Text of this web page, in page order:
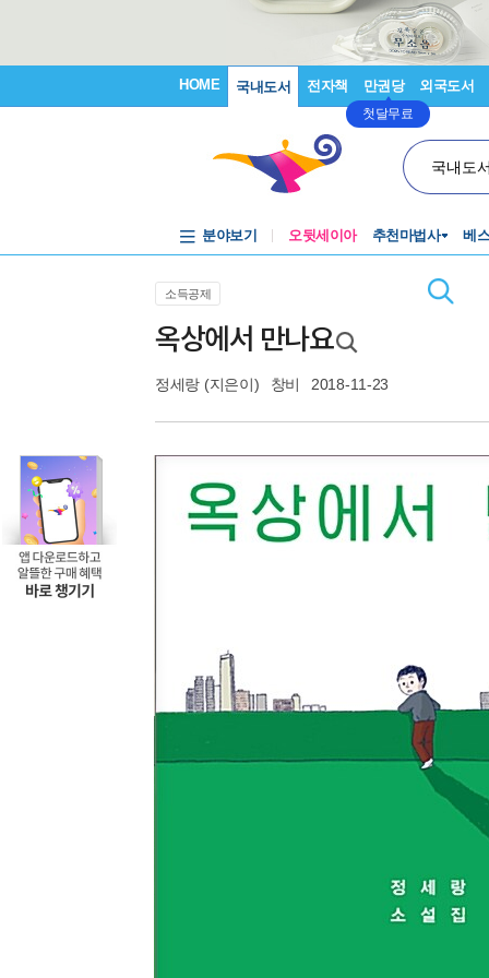
HOME 국내도서 전자책 만권당
첫달무료
외국도서
국내도
분야보기 오뒷세이아 추천마법사 베
소득공제
옥상에서 만나요
정세랑 (지은이) 창비 2018-11-23